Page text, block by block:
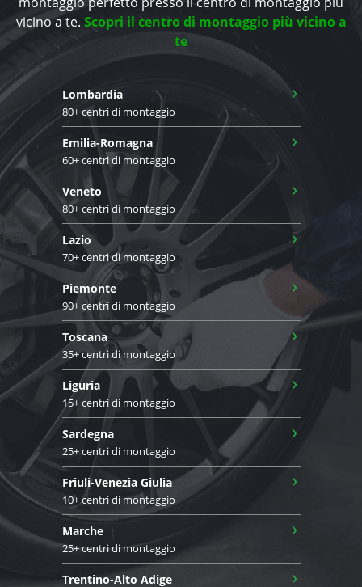
vicino a te. Scopri il centro di montaggio più vicino a
te
Lombardia
80+ centri di montaggio
›
Emilia-Romagna
60+ centri di montaggio
›
Veneto
80+ centri di montaggio
›
Lazio
70+ centri di montaggio
›
Piemonte
90+ centri di montaggio
›
Toscana
35+ centri di montaggio
›
Liguria
15+ centri di montaggio
›
Sardegna
25+ centri di montaggio
›
Friuli-Venezia Giulia
10+ centri di montaggio
›
Marche
25+ centri di montaggio
›
Trentino-Alto Adige ›